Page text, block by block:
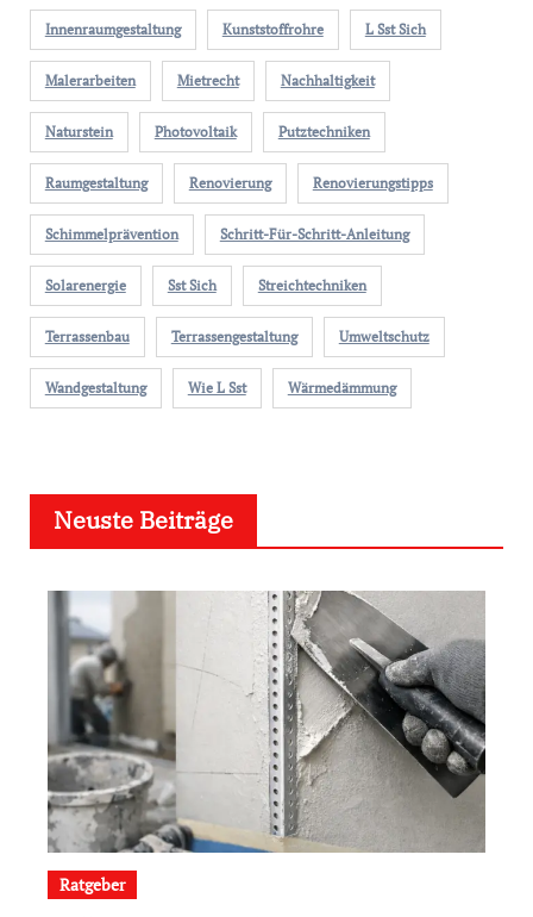
Innenraumgestaltung Kunststoffrohre L Sst Sich
Malerarbeiten Mietrecht Nachhaltigkeit
Naturstein Photovoltaik Putztechniken
Raumgestaltung Renovierung Renovierungstipps
Schimmelprävention Schritt-Für-Schritt-Anleitung
Solarenergie Sst Sich Streichtechniken
Terrassenbau Terrassengestaltung Umweltschutz
Wandgestaltung Wie L Sst Wärmedämmung
Neuste Beiträge
Ratgeber